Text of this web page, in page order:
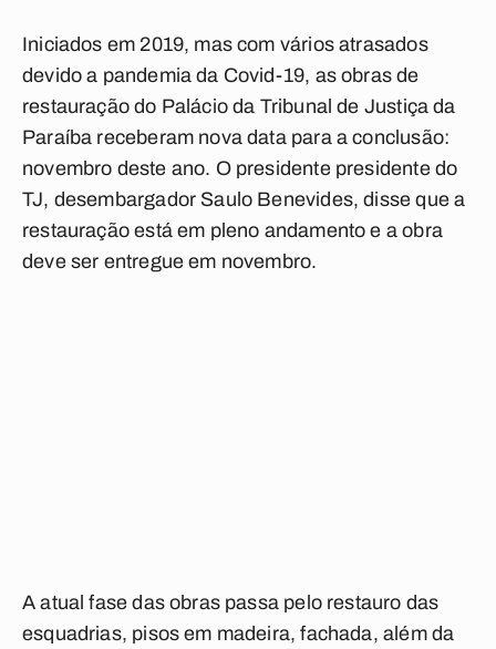
Iniciados em 2019, mas com vários atrasados
devido a pandemia da Covid-19, as obras de
restauração do Palácio da Tribunal de Justiça da
Paraíba receberam nova data para a conclusão:
novembro deste ano. O presidente presidente do
TJ, desembargador Saulo Benevides, disse que a
restauração está em pleno andamento e a obra
deve ser entregue em novembro.
A atual fase das obras passa pelo restauro das
esquadrias, pisos em madeira, fachada, além da